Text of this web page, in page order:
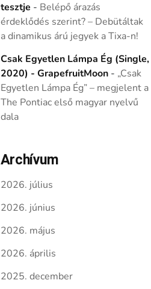
tesztje - Belépő árazás
érdeklődés szerint? – Debütáltak
a dinamikus árú jegyek a Tixa-n!
Csak Egyetlen Lámpa Ég (Single,
2020) - GrapefruitMoon- „Csak
Egyetlen Lámpa Ég” – megjelent a
The Pontiac első magyar nyelvű
dala
Archívum
2026. július
2026. június
2026. május
2026. április
2025. december